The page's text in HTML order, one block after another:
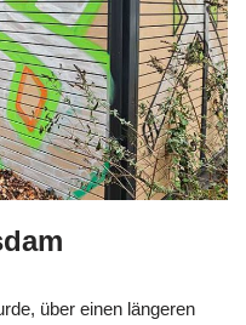
über einen längeren